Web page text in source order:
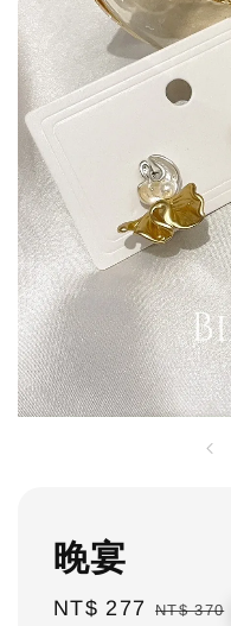
晚宴
Sale
NT$ 277 Regular
NT$ 370